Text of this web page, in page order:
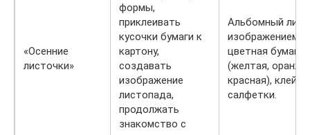
«Осенние
листочки»
формы,
приклеивать
кусочки бумаги к
картону,
создавать
изображение
листопада,
продолжать
знакомство с
Альбомный
изображением
цветная бумага
(желтая,
красная), клей,
салфетки.